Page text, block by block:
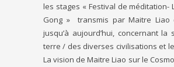
les stages « Festival de méditation-
Gong » transmis par Maitre Liao
jusqu’à aujourd’hui, concernant la
terre / des diverses civilisations et
La vision de Maitre Liao sur le